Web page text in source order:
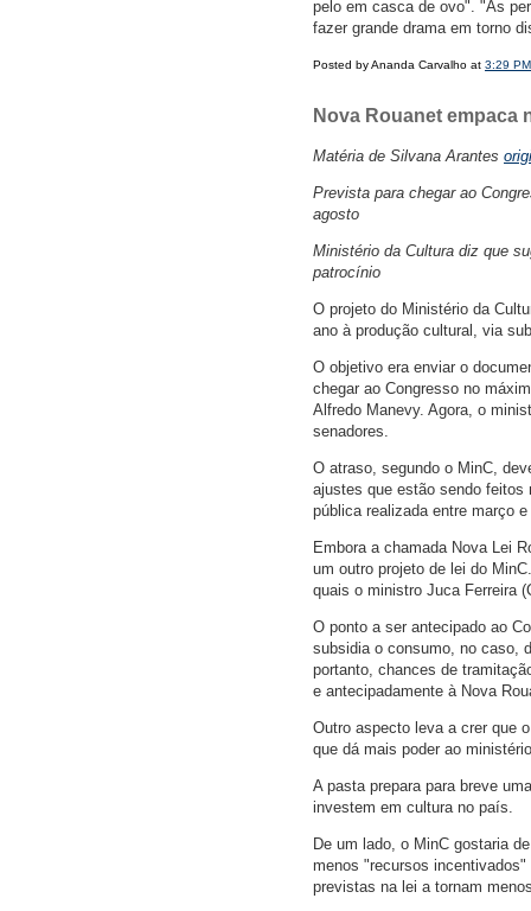
pelo em casca de ovo". "As
fazer grande drama em torno
Posted by Ananda Carvalho at 3:29 PM
Nova Rouanet empaca
Matéria de Silvana Arantes
Prevista para chegar ao
agosto
Ministério da Cultura diz que
patrocínio
O projeto do Ministério da
ano à produção cultural, via
O objetivo era enviar o
chegar ao Congresso no
Alfredo Manevy. Agora, o
senadores.
O atraso, segundo o MinC,
ajustes que estão sendo
pública realizada entre março
Embora a chamada Nova Lei
um outro projeto de lei do
quais o ministro Juca Ferreira
O ponto a ser antecipado ao
subsidia o consumo, no caso,
portanto, chances de
e antecipadamente à Nova
Outro aspecto leva a crer que
que dá mais poder ao
A pasta prepara para breve
investem em cultura no país.
De um lado, o MinC gostaria
menos "recursos
previstas na lei a tornam